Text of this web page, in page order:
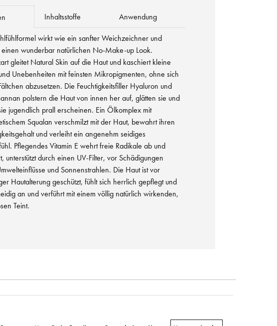
Inhaltsstoffe Anwendung
wirkt wie ein sanfter Weichzeichner und
einen wunderbar natürlichen No-Make-up Look.
gleitet Natural Skin auf die Haut und kaschiert kleine
Unebenheiten mit feinsten Mikropigmenten, ohne sich
abzusetzen. Die Feuchtigkeitsfiller Hyaluron und
polstern die Haut von innen her auf, glätten sie und
jugendlich prall erscheinen. Ein Ölkomplex mit
Squalan verschmilzt mit der Haut, bewahrt ihren
und verleiht ein angenehm seidiges
Pflegendes Vitamin E wehrt freie Radikale ab und
unterstützt durch einen UV-Filter, vor Schädigungen
und Sonnenstrahlen. Die Haut ist vor
Hautalterung geschützt, fühlt sich herrlich gepflegt und
an und verführt mit einem völlig natürlich wirkenden,
Teint.